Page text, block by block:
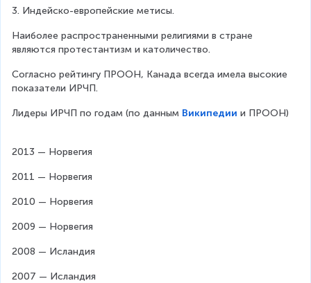
3. Индейско-европейские метисы.
Наиболее распространенными религиями в стране
являются протестантизм и католичество.
Согласно рейтингу ПРООН, Канада всегда имела высокие
показатели ИРЧП.
Лидеры ИРЧП по годам (по данным Википедии и ПРООН)
2013 — Норвегия
2011 — Норвегия
2010 — Норвегия
2009 — Норвегия
2008 — Исландия
2007 — Исландия